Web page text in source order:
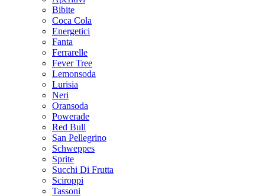
Bibite
Coca Cola
Energetici
Fanta
Ferrarelle
Fever Tree
Lemonsoda
Lurisia
Neri
Oransoda
Powerade
Red Bull
San Pellegrino
Schweppes
Sprite
Succhi Di Frutta
Sciroppi
Tassoni